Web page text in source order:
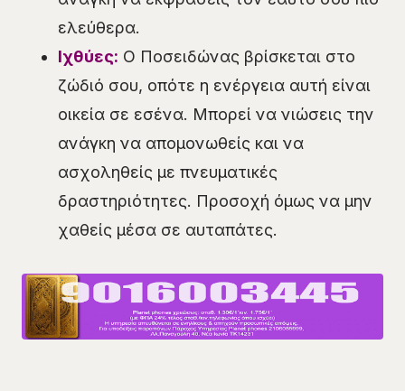
ελεύθερα.
Ιχθύες: Ο Ποσειδώνας βρίσκεται στο
ζώδιό σου, οπότε η ενέργεια αυτή είναι
οικεία σε εσένα. Μπορεί να νιώσεις την
ανάγκη να απομονωθείς και να
ασχοληθείς με πνευματικές
δραστηριότητες. Προσοχή όμως να μην
χαθείς μέσα σε αυταπάτες.